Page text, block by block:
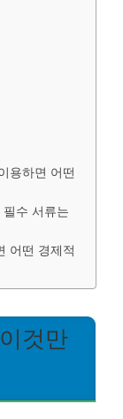
용하면 어떤
수 서류는
어떤 경제적
것만